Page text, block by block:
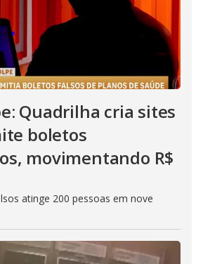
Quadrilha cria sites
boletos
movimentando R$
atinge 200 pessoas em nove